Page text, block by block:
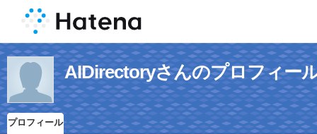
AIDirectoryさんのプロフィー
プロフィール